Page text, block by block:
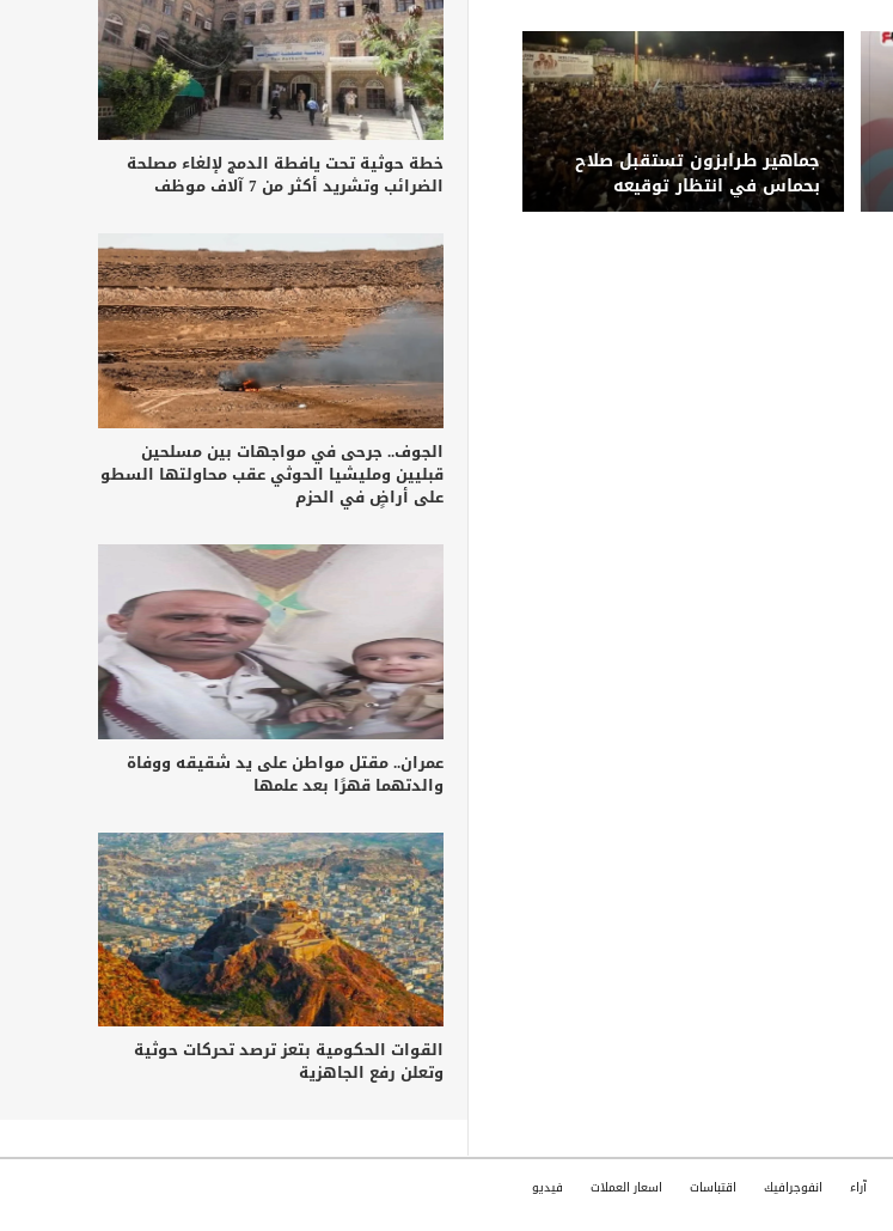
جماهير طرابزون تستقبل صلاح
بحماس في انتظار توقيعه
خطة حوثية تحت يافطة الدمج لإلغاء مصلحة
الضرائب وتشريد أكثر من 7 آلاف موظف
الجوف.. جرحى في مواجهات بين مسلحين
قبليين ومليشيا الحوثي عقب محاولتها السطو
على أراضٍ في الحزم
عمران.. مقتل مواطن على يد شقيقه ووفاة
والدتهما قهرًا بعد علمها
القوات الحكومية بتعز ترصد تحركات حوثية
وتعلن رفع الجاهزية
آراء انفوجرافيك اقتباسات اسعار العملات فيديو